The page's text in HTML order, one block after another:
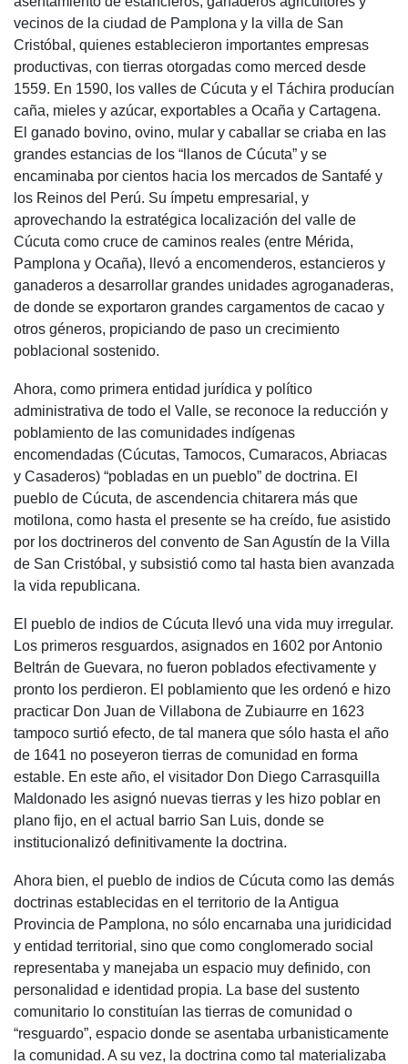
vecinos de la ciudad de Pamplona y la villa de San
Cristóbal, quienes establecieron importantes empresas
productivas, con tierras otorgadas como merced desde
1559. En 1590, los valles de Cúcuta y el Táchira producían
caña, mieles y azúcar, exportables a Ocaña y Cartagena.
El ganado bovino, ovino, mular y caballar se criaba en las
grandes estancias de los “llanos de Cúcuta” y se
encaminaba por cientos hacia los mercados de Santafé y
los Reinos del Perú. Su ímpetu empresarial, y
aprovechando la estratégica localización del valle de
Cúcuta como cruce de caminos reales (entre Mérida,
Pamplona y Ocaña), llevó a encomenderos, estancieros y
ganaderos a desarrollar grandes unidades agroganaderas,
de donde se exportaron grandes cargamentos de cacao y
otros géneros, propiciando de paso un crecimiento
poblacional sostenido.
Ahora, como primera entidad jurídica y político
administrativa de todo el Valle, se reconoce la reducción y
poblamiento de las comunidades indígenas
encomendadas (Cúcutas, Tamocos, Cumaracos, Abriacas
y Casaderos) “pobladas en un pueblo” de doctrina. El
pueblo de Cúcuta, de ascendencia chitarera más que
motilona, como hasta el presente se ha creído, fue asistido
por los doctrineros del convento de San Agustín de la Villa
de San Cristóbal, y subsistió como tal hasta bien avanzada
la vida republicana.
El pueblo de indios de Cúcuta llevó una vida muy irregular.
Los primeros resguardos, asignados en 1602 por Antonio
Beltrán de Guevara, no fueron poblados efectivamente y
pronto los perdieron. El poblamiento que les ordenó e hizo
practicar Don Juan de Villabona de Zubiaurre en 1623
tampoco surtió efecto, de tal manera que sólo hasta el año
de 1641 no poseyeron tierras de comunidad en forma
estable. En este año, el visitador Don Diego Carrasquilla
Maldonado les asignó nuevas tierras y les hizo poblar en
plano fijo, en el actual barrio San Luis, donde se
institucionalizó definitivamente la doctrina.
Ahora bien, el pueblo de indios de Cúcuta como las demás
doctrinas establecidas en el territorio de la Antigua
Provincia de Pamplona, no sólo encarnaba una juridicidad
y entidad territorial, sino que como conglomerado social
representaba y manejaba un espacio muy definido, con
personalidad e identidad propia. La base del sustento
comunitario lo constituían las tierras de comunidad o
“resguardo”, espacio donde se asentaba urbanisticamente
la comunidad. A su vez, la doctrina como tal materializaba